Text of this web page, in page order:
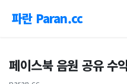
파란 Paran.cc
페이스북 음원 공유 수